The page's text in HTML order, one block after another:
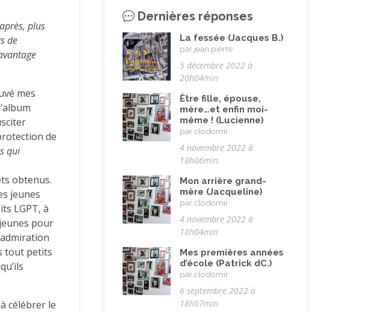
plus
de
mes
de
qui
obtenus.
jeunes
LGPT, à
pour
tout petits
célébrer le
Technologie (évolution)
Vie quotidienne (44)
Vieillissement (20)
Dernières réponses
La fessée (Jacques B.)
par jean pierre
5 décembre 2022 à
20h04min
Être fille, épouse,
mère…et enfin moi-
même ! (Lucienne)
par clodomir
4 novembre 2022 à
18h06min
Mon arrière grand-
mère (Jacqueline)
par clodomir
4 novembre 2022 à
18h04min
Mes premières années
d’école (Patrick dC.)
par clodomir
6 septembre 2022 à
18h07min